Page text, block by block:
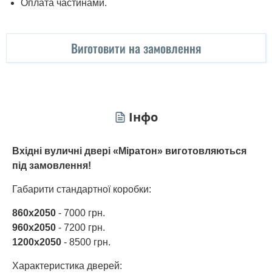
Оплата частинами.
Виготовити на замовлення
Інфо
Вхідні вуличні двері «Міратон» виготовляються
під замовлення!
Габарити стандартної коробки:
860х2050 - 7000 грн.
960х2050 - 7200 грн.
1200х2050 - 8500 грн.
Характеристика дверей: